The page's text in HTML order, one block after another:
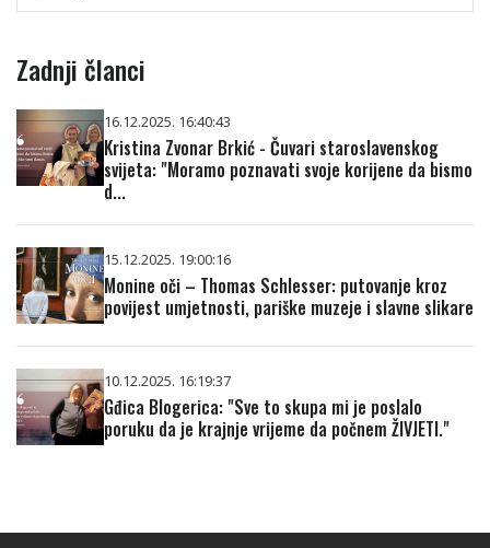
Zadnji članci
16.12.2025. 16:40:43
Kristina Zvonar Brkić - Čuvari staroslavenskog
svijeta: "Moramo poznavati svoje korijene da bismo
d...
15.12.2025. 19:00:16
Monine oči – Thomas Schlesser: putovanje kroz
povijest umjetnosti, pariške muzeje i slavne slikare
10.12.2025. 16:19:37
Gđica Blogerica: "Sve to skupa mi je poslalo
poruku da je krajnje vrijeme da počnem ŽIVJETI."